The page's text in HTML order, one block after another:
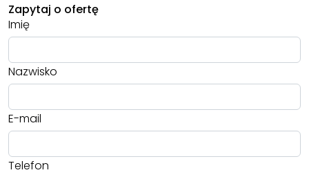
Zapytaj o ofertę
Imię
Nazwisko
E-mail
Telefon